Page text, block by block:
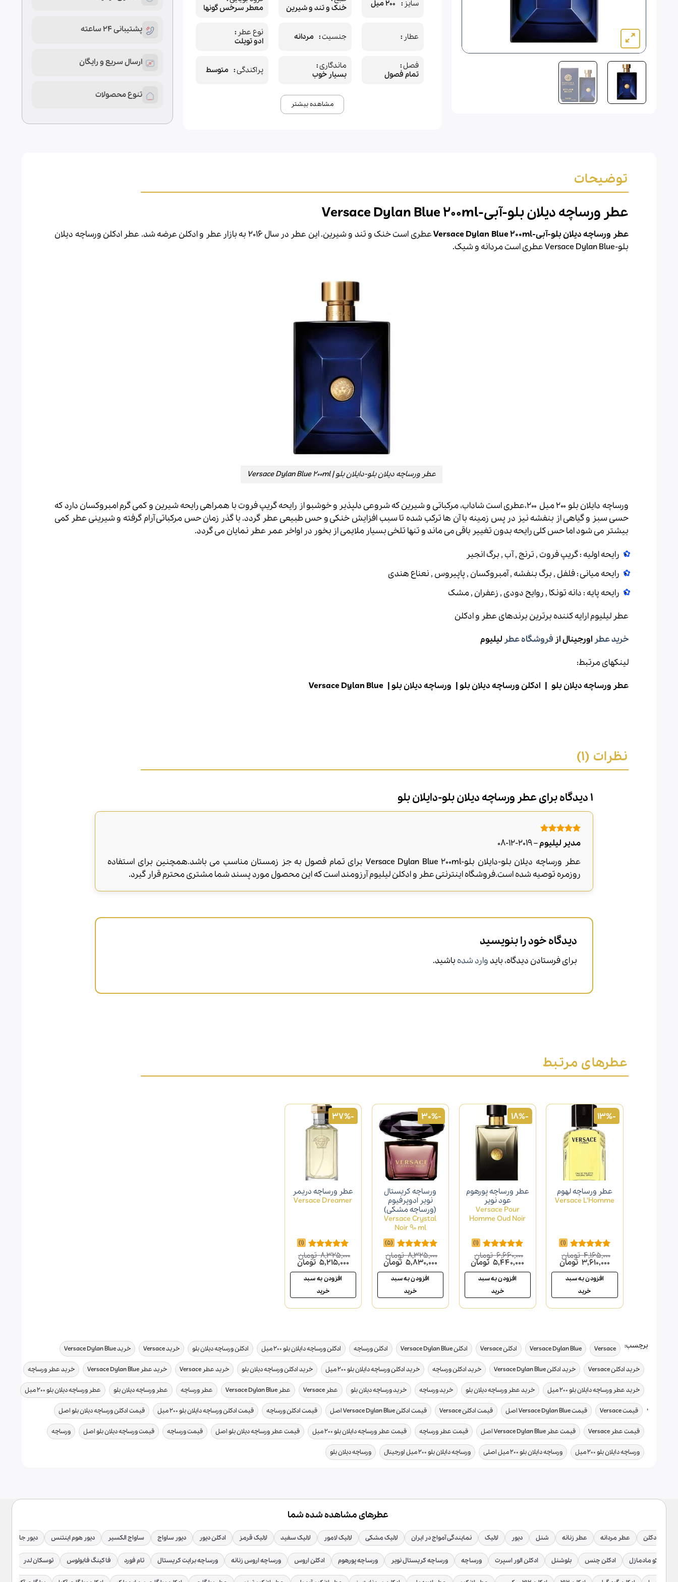
سایز ۲۰۰ میل
خنک و تند و شیرین
معطر سرخس گونها
عطار جنسیت مردانه
نوع عطر
ادو تویلت
فصل
تمام فصول
ماندگاری
بسیار خوب
پراکندگی متوسط
مشاهده بیشتر
پشتیبانی 24 ساعته
ارسال سریع و رایگان
تنوع محصولات
توضیحات
عطر ورساچه دیلان بلو-آبی-Versace Dylan Blue 200ml
عطر ورساچه دیلان بلو-آبی-Versace Dylan Blue 200ml
عطری است خنک و تند و شیرین. این عطر در سال 2016 به بازار عطر و ادکلن عرضه شد. عطر ادکلن ورساچه دیلان
بلو-Versace Dylan Blue عطری است مردانه و شیک.
عطر ورساچه دیلان بلو-دایلان بلو | Versace Dylan Blue 200ml
ورساچه دایلان بلو ۲۰۰ میل ۲۰۰،عطری است شاداب، مرکباتی و شیرین که شروعی دلپذیر و خوشبو از رایحه گریپ فروت با همراهی رایحه شیرین و کمی گرم امبروکسان دارد که
حسی سبز و گیاهی از بنفشه نیز در پس زمینه با آن ها ترکب شده تا سبب افزایش خنکی و حس طبیعی عطر گردد. با گذر زمان حس مرکباتی آرام گرفته و شیرینی عطر کمی
بیشتر می شود اما حس کلی رایحه بدون تغییر باقی می ماند و تنها تلخی بسیار ملایمی از بخور در اواخر عمر عطر نمایان می گردد.
رایحه اولیه : گریپ فروت , ترنج , آب , برگ انجیر
رایحه میانی : فلفل , برگ بنفشه , آمبروکسان , پاپیروس , نعناع هندی
رایحه پایه : دانه تونکا , روایح دودی , زعفران , مشک
عطر لیلیوم ارایه کننده برترین برندهای عطر و ادکلن
خرید عطر اورجینال از فروشگاه عطر لیلیوم
لینکهای مرتبط:
عطر ورساچه دیلان بلو | ادکلن ورساچه دیلان بلو | ورساچه دیلان بلو |Versace Dylan Blue
نظرات (1)
1 دیدگاه برای عطر ورساچه دیلان بلو-دایلان بلو
امتیاز 5از
5
مدیر لیلیوم–
2019-12-08
عطر ورساچه دیلان بلو-دایلان بلو-Versace Dylan Blue 200ml برای تمام فصول به جز زمستان مناسب می باشد.همچنین برای استفاده
روزمره توصیه شده است.فروشگاه اینترنتی عطر و ادکلن لیلیوم آرزومند است که این محصول مورد پسند شما مشتری محترم قرار گیرد.
دیدگاه خود را بنویسید
برای فرستادن دیدگاه، باید وارد شده باشید.
عطرهای مرتبط
-13%
عطر ورساچه لهوم
Versace L'Homme
امتیاز5.00
از 5
(1)
4,165,000 تومان
قیمت
اصلی
4,165,000 تومان
بود.
3,610,000 تومانقیمت
فعلی
3,610,000 تومان
افزودن به سبد
خرید
-18%
عطر ورساچه پورهوم
عود نویر
Versace Pour
Homme Oud Noir
امتیاز5.00
از 5
(1)
6,660,000 تومان
قیمت
اصلی
6,660,000 تومان
بود.
5,440,000 تومانقیمت
فعلی
5,440,000 تومان
افزودن به سبد
خرید
-30%
ورساچه کریستال
نویر ادوپرفیوم
(ورساچه مشکی)
Versace Crystal
Noir 90 ml
امتیاز5.00
از 5
(5)
8,325,000 تومان
قیمت
اصلی
8,325,000 تومان
بود.
5,830,000 تومان
5,830,000 تومان
افزودن به سبد
خرید
-37%
عطر ورساچه دریمر
Versace Dreamer
امتیاز5.00
از 5
(1)
8,325,000 تومان
قیمت
اصلی
8,325,000 تومان
بود.
5,215,000 تومان
افزودن به سبد
خرید
برچسب: Versace
,
Versace Dylan Blue
, ادکلن Versace , ادکلن Versace Dylan Blue , ادکلن ورساچه , ادکلن ورساچه دایلان بلو ۲۰۰ میل , ادکلن ورساچه دیلان بلو , خرید Versace , خرید Versace Dylan Blue ,
خرید ادکلن Versace , خرید ادکلن Versace Dylan Blue , خرید ادکلن ورساچه , خرید ادکلن ورساچه دایلان بلو ۲۰۰ میل , خرید ادکلن ورساچه دیلان بلو , خرید عطر Versace , خرید عطر Versace Dylan Blue , خرید عطر ورساچه ,
خرید عطر ورساچه دایلان بلو ۲۰۰ میل , خرید عطر ورساچه دیلان بلو , خرید ورساچه , خرید ورساچه دیلان بلو , عطر Versace , عطر Versace Dylan Blue , عطر ورساچه , عطر ورساچه دیلان بلو , عطر ورساچه دیلان بلو ۲۰۰ میل
, قیمت Versace , قیمت Versace Dylan Blue اصل , قیمت ادکلن Versace , قیمت ادکلن Versace Dylan Blue اصل , قیمت ادکلن ورساچه , قیمت ادکلن ورساچه دایلان بلو ۲۰۰ میل , قیمت ادکلن ورساچه دیلان بلو اصل ,
قیمت عطر Versace , قیمت عطر Versace Dylan Blue اصل , قیمت عطر ورساچه , قیمت عطر ورساچه دایلان بلو ۲۰۰ میل , قیمت عطر ورساچه دیلان بلو اصل , قیمت ورساچه , قیمت ورساچه دیلان بلو اصل , ورساچه ,
ورساچه دایلان بلو ۲۰۰ میل , ورساچه دایلان بلو ۲۰۰ میل اصلی , ورساچه دایلان بلو ۲۰۰ میل اورجینال , ورساچه دیلان بلو
عطرهای مشاهده شده شما
ادکلن عطر مردانه عطر زنانه شنل دیور لالیک نمایندگی آمواج در ایران لالیک مشکی لالیک لامور لالیک سفید لالیک قرمز ادکلن دیور دیور ساواج ساواج الکسیر دیور هوم اینتنس دیور جادور
کوکو مادمازل ادکلن چنس بلوشنل ادکلن الور اسپرت ورساچه ورساچه کریستال نویر ورساچه پورهوم ادکلن اروس ورساچه اروس زنانه ورساچه برایت کریستال تام فورد فاکینگ فابولوس توسکان لدر